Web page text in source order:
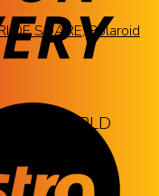
DE SOARE, Polaroid
Polaroid PLD